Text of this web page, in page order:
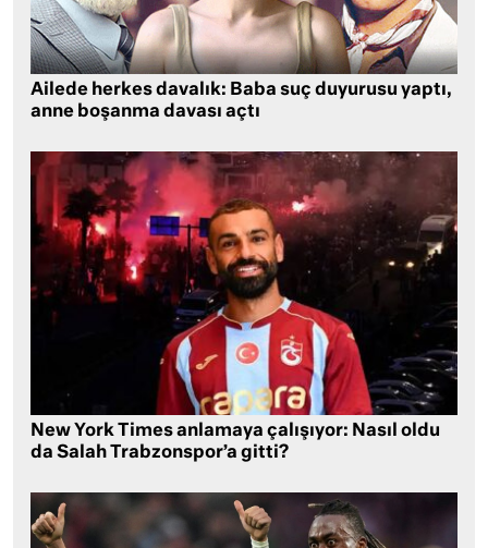
Ailede herkes davalık: Baba suç duyurusu yaptı,
anne boşanma davası açtı
New York Times anlamaya çalışıyor: Nasıl oldu
da Salah Trabzonspor’a gitti?